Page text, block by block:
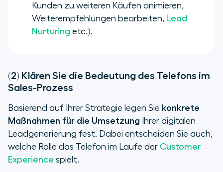
Kunden zu weiteren Käufen animieren,
Weiterempfehlungen bearbeiten, Lead
Nurturing etc.).
(2) Klären Sie die Bedeutung des Telefons im
Sales-Prozess
Basierend auf Ihrer Strategie legen Sie konkrete
Maßnahmen für die Umsetzung Ihrer digitalen
Leadgenerierung fest. Dabei entscheiden Sie auch,
welche Rolle das Telefon im Laufe der Customer
Experience spielt.